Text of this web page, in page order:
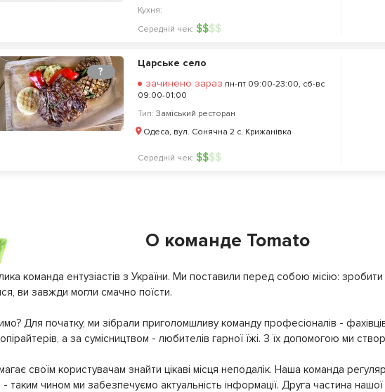
Кухня:
Середній чек: $$$$
?
Царське село
зачинено зараз пн-пт 09:00-23:00, сб-вс
09:00-01:00
Тип: Заміський ресторан
Одеса, вул. Сонячна 2 с. Крижанівка
Середній чек: $$$$
О команде Tomato
команда ентузіастів з України. Ми поставили перед собою місію:
ви завжди могли смачно поїсти.
Для початку, ми зібрали приголомшливу команду професіоналів -
а за сумісництвом - любителів гарної їжі. З їх допомогою ми
своїм користувачам знайти цікаві місця неподалік. Наша команда
таким чином ми забезпечуємо актуальність інформації. Друга частина